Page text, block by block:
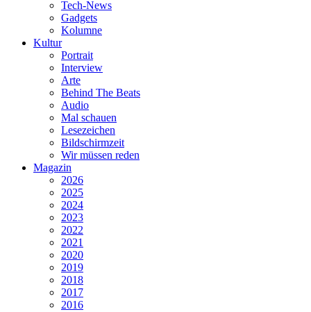
Tech-News
Gadgets
Kolumne
Kultur
Portrait
Interview
Arte
Behind The Beats
Audio
Mal schauen
Lesezeichen
Bildschirmzeit
Wir müssen reden
Magazin
2026
2025
2024
2023
2022
2021
2020
2019
2018
2017
2016